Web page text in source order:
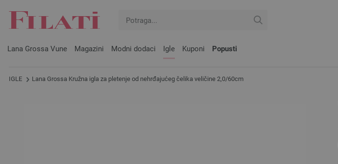
Lana Grossa Vune Magazini Modni dodaci Igle Kuponi Popusti
IGLE Lana Grossa Kružna igla za pletenje od nehrđajućeg čelika veličine 2,0/60cm